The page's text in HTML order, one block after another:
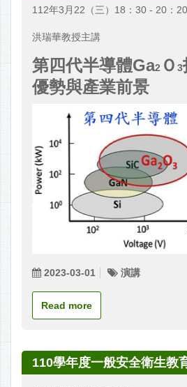
112年3月22（三）18：30 - 20：20
洪瑞華教授主講
第四代半導體Ga2 Ｏ 3
優勢與產業前景
2023-03-01 演講
Read more
110學年度一般安全衛生教